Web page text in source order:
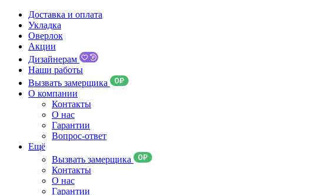
Доставка и оплата
Укладка
Оверлок
Акции
Дизайнерам
Наши работы
Вызвать замерщика
О компании
Контакты
О нас
Гарантии
Вопрос-ответ
Ещё
Вызвать замерщика
Контакты
О нас
Гарантии